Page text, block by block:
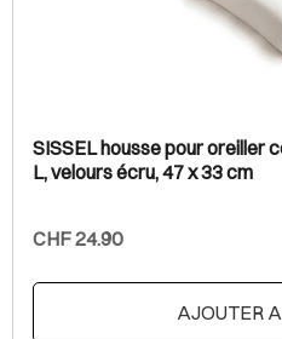
SISSEL housse pour oreiller
L, velours écru, 47 x 33 cm
CHF 24.90
AJOUTER